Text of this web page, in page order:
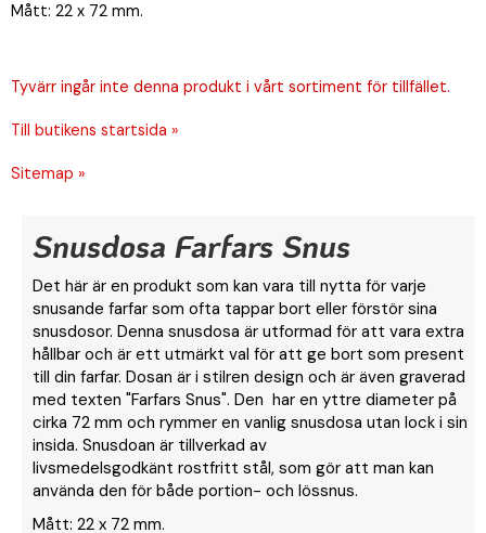
Mått: 22 x 72 mm.
Tyvärr ingår inte denna produkt i vårt sortiment för tillfället.
Till butikens startsida »
Sitemap »
Snusdosa Farfars Snus
Det här är en produkt som kan vara till nytta för varje
snusande farfar som ofta tappar bort eller förstör sina
snusdosor. Denna snusdosa är utformad för att vara extra
hållbar och är ett utmärkt val för att ge bort som present
till din farfar. Dosan är i stilren design och är även graverad
med texten "Farfars Snus". Den har en yttre diameter på
cirka 72 mm och rymmer en vanlig snusdosa utan lock i sin
insida. Snusdoan är tillverkad av
livsmedelsgodkänt rostfritt stål, som gör att man kan
använda den för både portion- och lössnus.
Mått: 22 x 72 mm.